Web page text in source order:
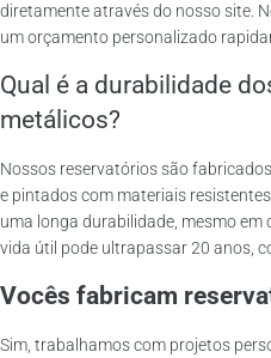
diretamente através do nosso site.
um orçamento personalizado
Qual é a durabilidade
metálicos?
Nossos reservatórios são
e pintados com materiais
uma longa durabilidade, mesmo em
vida útil pode ultrapassar 20 anos,
Vocês fabricam
Sim, trabalhamos com projetos